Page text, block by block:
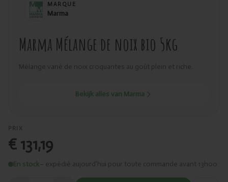
MARQUE
Marma
Marma Mélange de noix bio 5kg
Mélange varié de noix croquantes au goût plein et riche.
Bekijk alles van Marma
PRIX
€ 131,19
En stock– expédié aujourd’hui pour toute commande avant 13h00